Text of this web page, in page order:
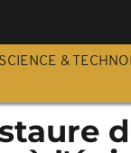
SCIENCE &